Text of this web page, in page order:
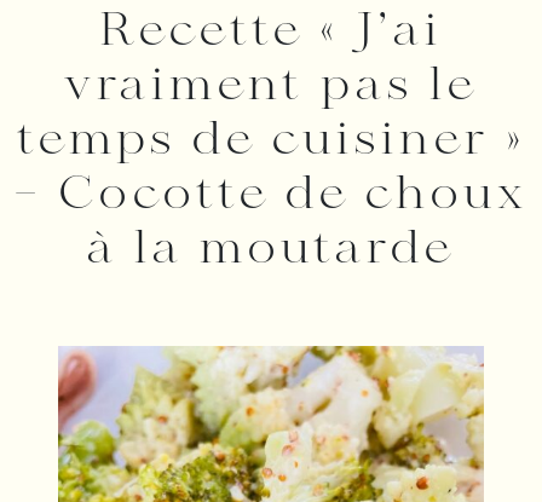
Recette « J’ai
vraiment pas le
temps de cuisiner »
– Cocotte de choux
à la moutarde